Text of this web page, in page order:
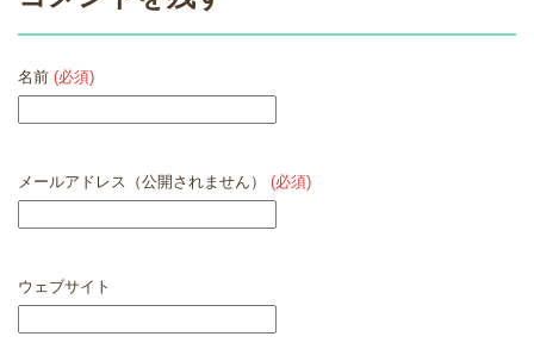
名前 (必須)
メールアドレス（公開されません） (必須)
ウェブサイト